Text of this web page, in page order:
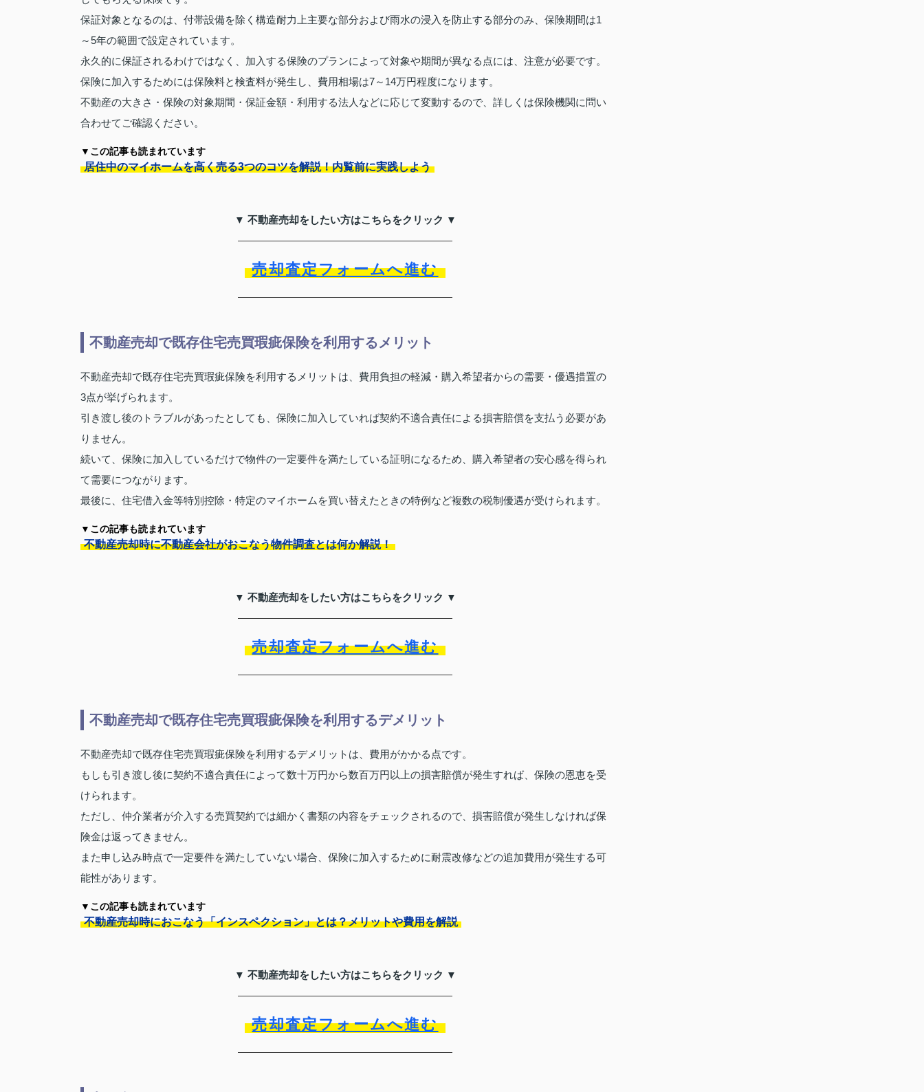
保証対象となるのは、付帯設備を除く構造耐力上主要な部分および雨水の浸入を防止する部分のみ、保険期間は1
～5年の範囲で設定されています。
永久的に保証されるわけではなく、加入する保険のプランによって対象や期間が異なる点には、注意が必要です。
保険に加入するためには保険料と検査料が発生し、費用相場は7～14万円程度になります。
不動産の大きさ・保険の対象期間・保証金額・利用する法人などに応じて変動するので、詳しくは保険機関に問い
合わせてご確認ください。
▼この記事も読まれています
居住中のマイホームを高く売る3つのコツを解説！内覧前に実践しよう
▼ 不動産売却をしたい方はこちらをクリック ▼
売却査定フォームへ進む
不動産売却で既存住宅売買瑕疵保険を利用するメリット
不動産売却で既存住宅売買瑕疵保険を利用するメリットは、費用負担の軽減・購入希望者からの需要・優遇措置の
3点が挙げられます。
引き渡し後のトラブルがあったとしても、保険に加入していれば契約不適合責任による損害賠償を支払う必要があ
りません。
続いて、保険に加入しているだけで物件の一定要件を満たしている証明になるため、購入希望者の安心感を得られ
て需要につながります。
最後に、住宅借入金等特別控除・特定のマイホームを買い替えたときの特例など複数の税制優遇が受けられます。
▼この記事も読まれています
不動産売却時に不動産会社がおこなう物件調査とは何か解説！
▼ 不動産売却をしたい方はこちらをクリック ▼
売却査定フォームへ進む
不動産売却で既存住宅売買瑕疵保険を利用するデメリット
不動産売却で既存住宅売買瑕疵保険を利用するデメリットは、費用がかかる点です。
もしも引き渡し後に契約不適合責任によって数十万円から数百万円以上の損害賠償が発生すれば、保険の恩恵を受
けられます。
ただし、仲介業者が介入する売買契約では細かく書類の内容をチェックされるので、損害賠償が発生しなければ保
険金は返ってきません。
また申し込み時点で一定要件を満たしていない場合、保険に加入するために耐震改修などの追加費用が発生する可
能性があります。
▼この記事も読まれています
不動産売却時におこなう「インスペクション」とは？メリットや費用を解説
▼ 不動産売却をしたい方はこちらをクリック ▼
売却査定フォームへ進む